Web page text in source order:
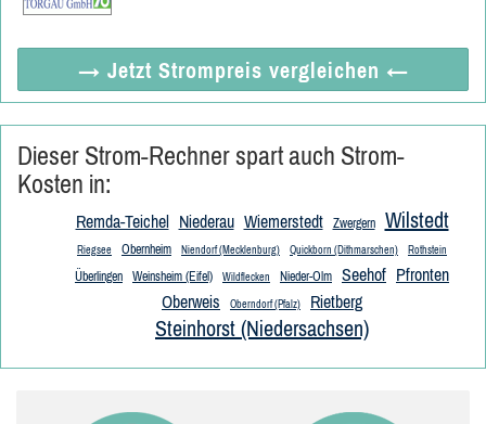
→ Jetzt Strompreis vergleichen ←
Dieser Strom-Rechner spart auch Strom-
Kosten in:
Remda-Teichel Niederau Wiemerstedt Zwergern Wilstedt
Riegsee Obernheim Niendorf (Mecklenburg) Quickborn (Dithmarschen) Rothstein
Überlingen Weinsheim (Eifel) Wildflecken Nieder-Olm Seehof Pfronten
Oberweis
Oberndorf (Pfalz) Rietberg
Steinhorst (Niedersachsen)